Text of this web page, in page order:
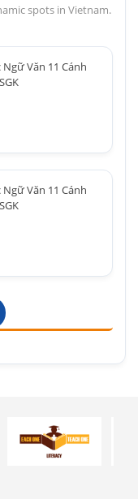
spots in Vietnam.
Ngữ Văn 11 Cánh
Ngữ Văn 11 Cánh